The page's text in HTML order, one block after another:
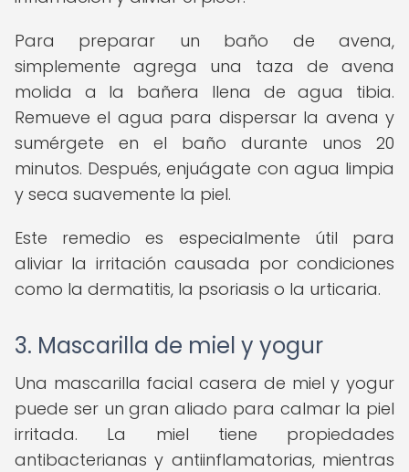
Para preparar un baño de avena,
simplemente agrega una taza de avena
molida a la bañera llena de agua tibia.
Remueve el agua para dispersar la avena y
sumérgete en el baño durante unos 20
minutos. Después, enjuágate con agua limpia
y seca suavemente la piel.
Este remedio es especialmente útil para
aliviar la irritación causada por condiciones
como la dermatitis, la psoriasis o la urticaria.
3. Mascarilla de miel y yogur
Una mascarilla facial casera de miel y yogur
puede ser un gran aliado para calmar la piel
irritada. La miel tiene propiedades
antibacterianas y antiinflamatorias, mientras